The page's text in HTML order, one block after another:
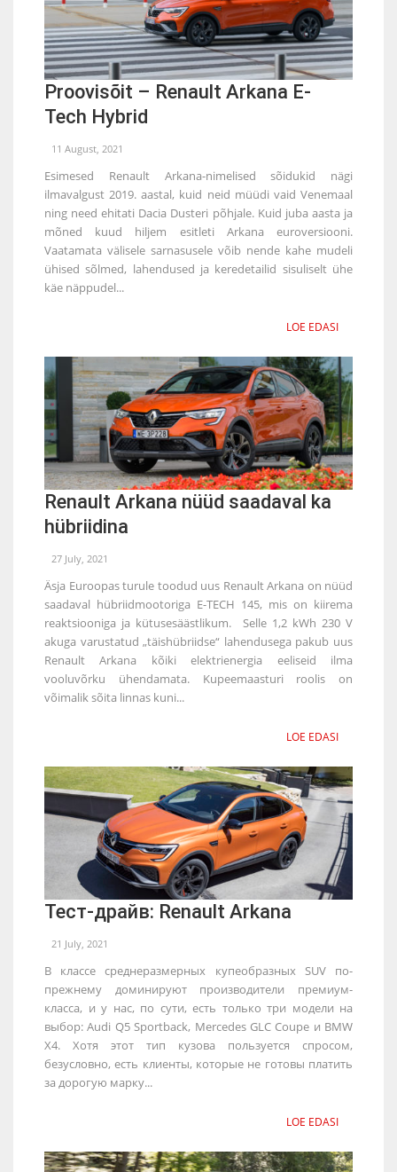
Proovisõit – Renault Arkana E-
Tech Hybrid
11 August, 2021
Esimesed Renault Arkana-nimelised sõidukid nägi
ilmavalgust 2019. aastal, kuid neid müüdi vaid Venemaal
ning need ehitati Dacia Dusteri põhjale. Kuid juba aasta ja
mõned kuud hiljem esitleti Arkana euroversiooni.
Vaatamata välisele sarnasusele võib nende kahe mudeli
ühised sõlmed, lahendused ja keredetailid sisuliselt ühe
käe näppudel...
LOE EDASI
Renault Arkana nüüd saadaval ka
hübriidina
27 July, 2021
Äsja Euroopas turule toodud uus Renault Arkana on nüüd
saadaval hübriidmootoriga E-TECH 145, mis on kiirema
reaktsiooniga ja kütusesäästlikum. Selle 1,2 kWh 230 V
akuga varustatud „täishübriidse“ lahendusega pakub uus
Renault Arkana kõiki elektrienergia eeliseid ilma
vooluvõrku ühendamata. Kupeemaasturi roolis on
võimalik sõita linnas kuni...
LOE EDASI
Тест-драйв: Renault Arkana
21 July, 2021
В классе среднеразмерных купеобразных SUV по-
прежнему доминируют производители премиум-
класса, и у нас, по сути, есть только три модели на
выбор: Audi Q5 Sportback, Mercedes GLC Coupe и BMW
X4. Хотя этот тип кузова пользуется спросом,
безусловно, есть клиенты, которые не готовы платить
за дорогую марку...
LOE EDASI